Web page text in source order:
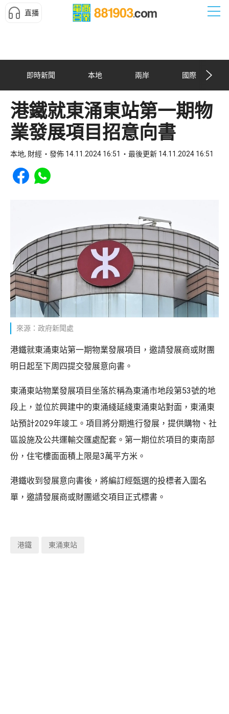
直播
即時新聞 本地 兩岸 國際
港鐵就東涌東站第一期物
業發展項目招意向書
本地, 財經 發佈 14.11.2024 16:51 最後更新 14.11.2024 16:51
Share to Facebook
Share to WhatsApp
來源：政府新聞處
港鐵就東涌東站第一期物業發展項目，邀請發展商或財團
明日起至下周四提交發展意向書。
東涌東站物業發展項目坐落於稱為東涌市地段第53號的地
段上，並位於興建中的東涌綫延綫東涌東站對面，東涌東
站預計2029年竣工。項目將分期進行發展，提供購物、社
區設施及公共運輸交匯處配套。第一期位於項目的東南部
份，住宅樓面面積上限是3萬平方米。
港鐵收到發展意向書後，將編訂經甄選的投標者入圍名
單，邀請發展商或財團遞交項目正式標書。
港鐵 東涌東站